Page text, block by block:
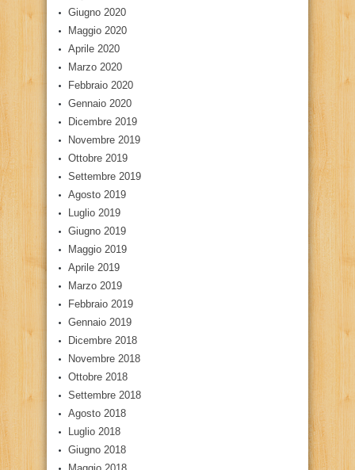
Giugno 2020
Maggio 2020
Aprile 2020
Marzo 2020
Febbraio 2020
Gennaio 2020
Dicembre 2019
Novembre 2019
Ottobre 2019
Settembre 2019
Agosto 2019
Luglio 2019
Giugno 2019
Maggio 2019
Aprile 2019
Marzo 2019
Febbraio 2019
Gennaio 2019
Dicembre 2018
Novembre 2018
Ottobre 2018
Settembre 2018
Agosto 2018
Luglio 2018
Giugno 2018